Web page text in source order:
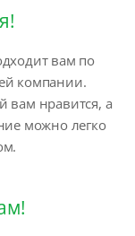
вам по
компании.
вам нравится, а
можно легко